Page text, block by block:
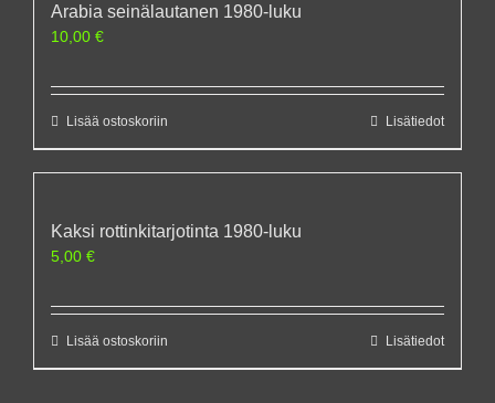
Arabia seinälautanen 1980-luku
10,00 €
Lisää ostoskoriin Lisätiedot
Kaksi rottinkitarjotinta 1980-luku
5,00 €
Lisää ostoskoriin Lisätiedot